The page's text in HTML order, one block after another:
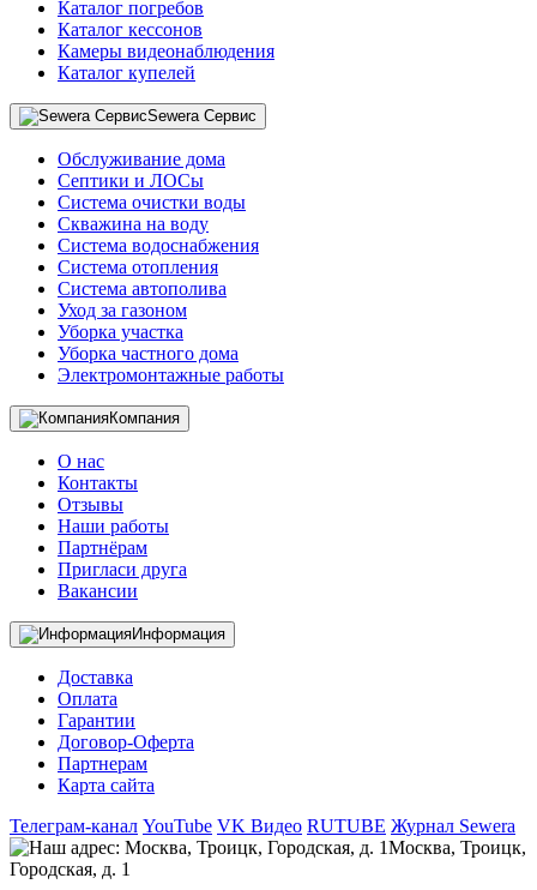
Каталог погребов
Каталог кессонов
Камеры видеонаблюдения
Каталог купелей
Sewera Сервис
Обслуживание дома
Септики и ЛОСы
Система очистки воды
Скважина на воду
Система водоснабжения
Система отопления
Система автополива
Уход за газоном
Уборка участка
Уборка частного дома
Электромонтажные работы
Компания
О нас
Контакты
Отзывы
Наши работы
Партнёрам
Пригласи друга
Вакансии
Информация
Доставка
Оплата
Гарантии
Договор-Оферта
Партнерам
Карта сайта
Телеграм-канал YouTube VK Видео RUTUBE Журнал Sewera
Москва, Троицк,
Городская, д. 1